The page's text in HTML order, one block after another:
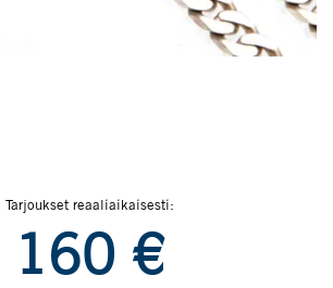
Tarjoukset reaaliaikaisesti:
160 €